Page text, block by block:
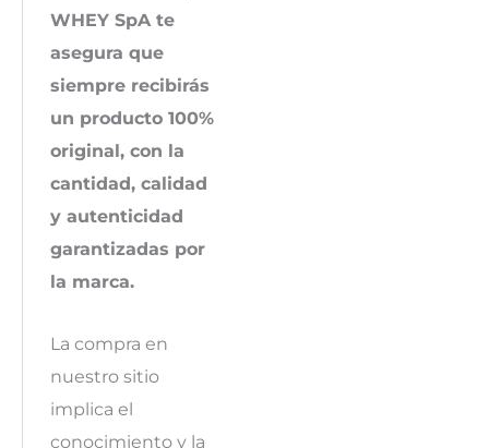
WHEY SpA te
asegura que
siempre recibirás
un producto 100%
original, con la
cantidad, calidad
y autenticidad
garantizadas por
la marca.
La compra en
nuestro sitio
implica el
conocimiento y la